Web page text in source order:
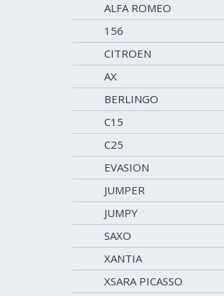
ALFA ROMEO
156
CITROEN
AX
BERLINGO
C15
C25
EVASION
JUMPER
JUMPY
SAXO
XANTIA
XSARA PICASSO